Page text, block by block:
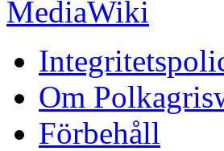
Om
Förbehåll